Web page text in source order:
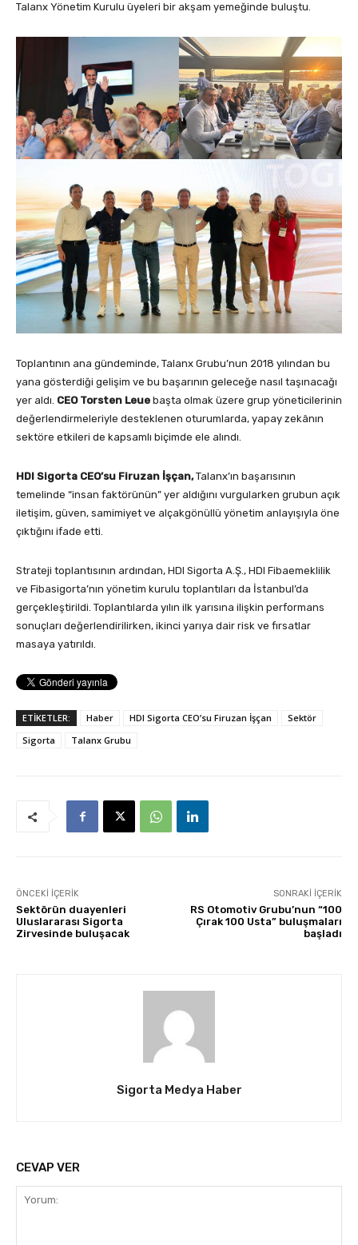
Talanx Yönetim Kurulu üyeleri bir akşam yemeğinde buluştu.
Toplantının ana gündeminde, Talanx Grubu’nun 2018 yılından bu
yana gösterdiği gelişim ve bu başarının geleceğe nasıl taşınacağı
yer aldı. CEO Torsten Leue başta olmak üzere grup yöneticilerinin
değerlendirmeleriyle desteklenen oturumlarda, yapay zekânın
sektöre etkileri de kapsamlı biçimde ele alındı.
HDI Sigorta CEO’su Firuzan İşçan,Talanx’ın başarısının
temelinde “insan faktörünün” yer aldığını vurgularken grubun açık
iletişim, güven, samimiyet ve alçakgönüllü yönetim anlayışıyla öne
çıktığını ifade etti.
Strateji toplantısının ardından, HDI Sigorta A.Ş., HDI Fibaemeklilik
ve Fibasigorta’nın yönetim kurulu toplantıları da İstanbul’da
gerçekleştirildi. Toplantılarda yılın ilk yarısına ilişkin performans
sonuçları değerlendirilirken, ikinci yarıya dair risk ve fırsatlar
masaya yatırıldı.
ETİKETLER: Haber HDI Sigorta CEO’su Firuzan İşçan
Sektör
Sigorta
Talanx Grubu
ÖNCEKI İÇERIK
Sektörün duayenleri
Uluslararası Sigorta
Zirvesinde buluşacak
SONRAKI İÇERIK
RS Otomotiv Grubu’nun “100
Çırak 100 Usta” buluşmaları
başladı
Sigorta Medya Haber
CEVAP VER